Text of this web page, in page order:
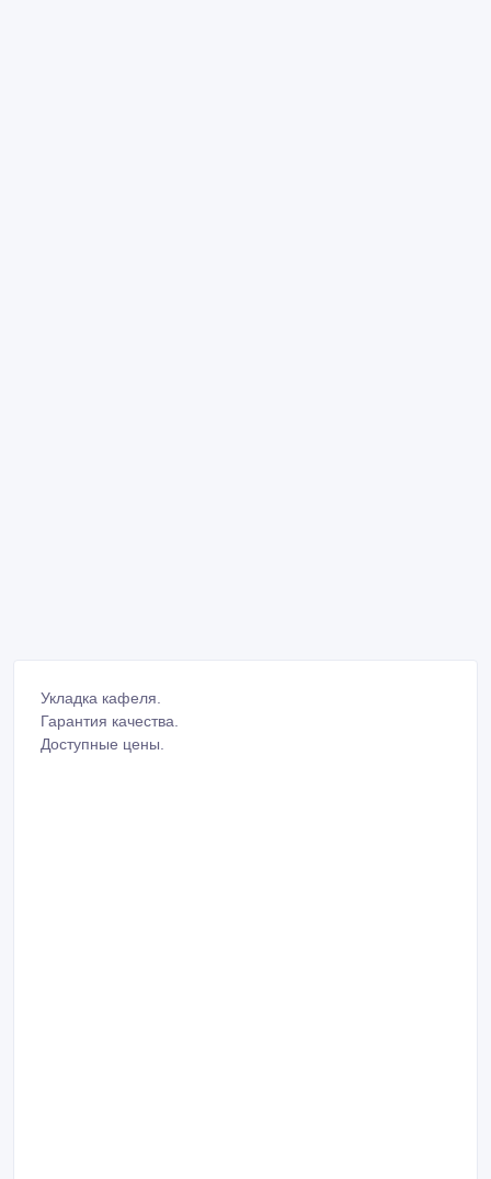
Укладка кафеля.
Гарантия качества.
Доступные цены.